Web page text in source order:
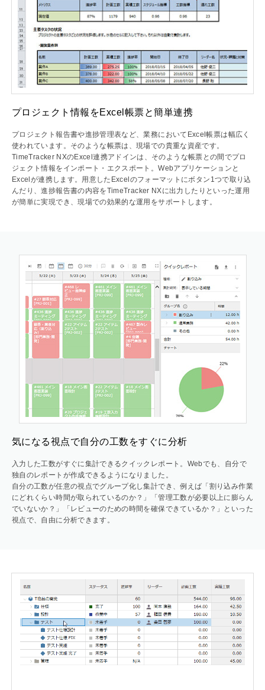
プロジェクト情報をExcel帳票と簡単連携
プロジェクト報告書や進捗管理表など、業務においてExcel帳票は幅広く
使われています。そのような帳票は、現場での貴重な資産です。
TimeTracker NXのExcel連携アドインは、そのような帳票との間でプロ
ジェクト情報をインポート・エクスポート。Webアプリケーションと
Excelが連携します。用意したExcelのフォーマットにボタン1つで取り込
んだり、進捗報告書の内容をTimeTracker NXに出力したりといった運用
が簡単に実現でき、現場での効果的な運用をサポートします。
気になる視点で自分の工数をすぐに分析
入力した工数がすぐに集計できるクイックレポート。Webでも、自分で
独自のレポートが作成できるようになりました。
自分の工数が任意の視点でグループ化し集計でき、例えば「割り込み作業
にどれくらい時間が取られているのか？」「管理工数が必要以上に膨らん
でいないか？」「レビューのための時間を確保できているか？」といった
視点で、自由に分析できます。